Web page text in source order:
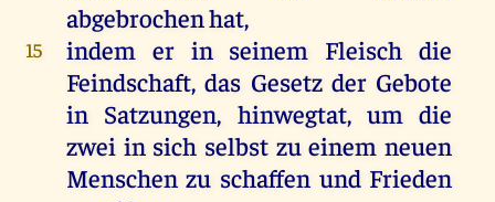
abgebrochenhat,
15 indem er in seinem Fleisch die
Feindschaft,das Gesetz der Gebote
in Satzungen, hinwegtat, um die
zwei in sich selbst zu einem neuen
Menschen zu schaffen und Frieden